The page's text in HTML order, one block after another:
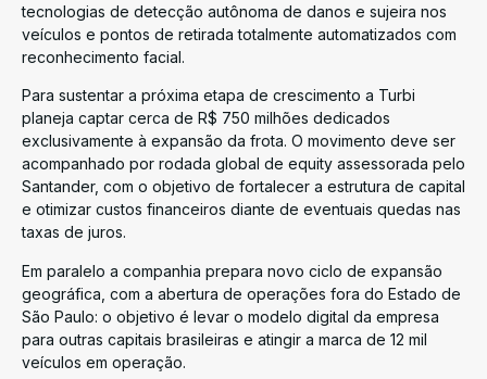
tecnologias de detecção autônoma de danos e sujeira nos
veículos e pontos de retirada totalmente automatizados com
reconhecimento facial.
Para sustentar a próxima etapa de crescimento a Turbi
planeja captar cerca de R$ 750 milhões dedicados
exclusivamente à expansão da frota. O movimento deve ser
acompanhado por rodada global de equity assessorada pelo
Santander, com o objetivo de fortalecer a estrutura de capital
e otimizar custos financeiros diante de eventuais quedas nas
taxas de juros.
Em paralelo a companhia prepara novo ciclo de expansão
geográfica, com a abertura de operações fora do Estado de
São Paulo: o objetivo é levar o modelo digital da empresa
para outras capitais brasileiras e atingir a marca de 12 mil
veículos em operação.